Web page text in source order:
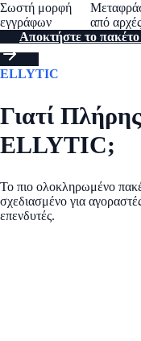
Σωστή μορφή
εγγράφων
από αρχές
Αποκτήστε το
ELLYTIC
Γιατί
ELLYTIC;
Το πιο ολοκληρωμένο
σχεδιασμένο για
επενδυτές.